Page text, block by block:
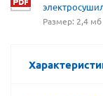
Размер: 2,4 мб